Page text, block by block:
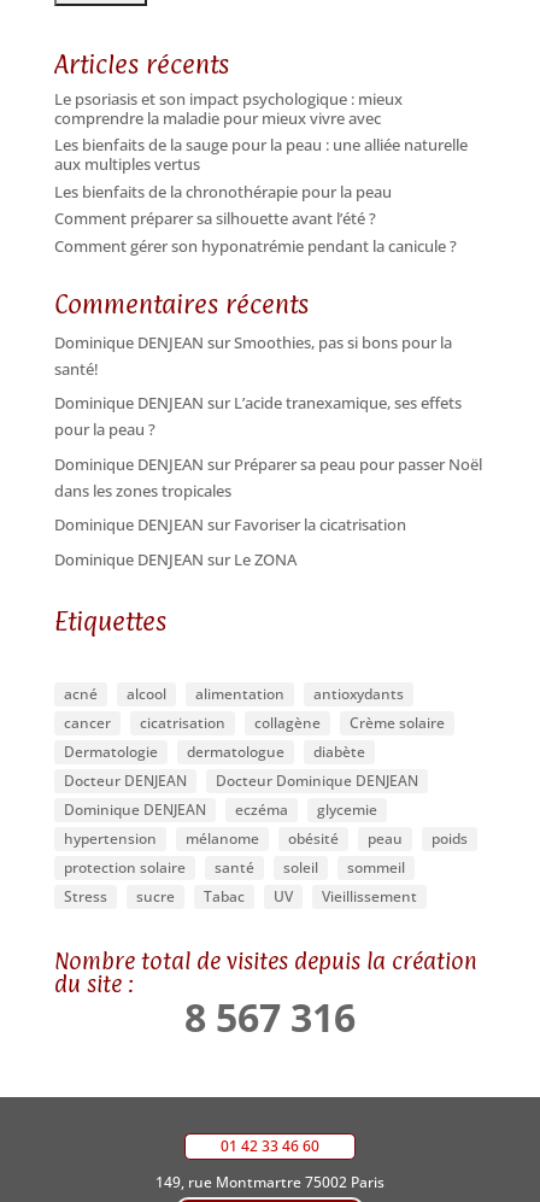
Articles récents
Le psoriasis et son impact psychologique : mieux
comprendre la maladie pour mieux vivre avec
Les bienfaits de la sauge pour la peau : une alliée naturelle
aux multiples vertus
Les bienfaits de la chronothérapie pour la peau
Comment préparer sa silhouette avant l’été ?
Comment gérer son hyponatrémie pendant la canicule ?
Commentaires récents
Dominique DENJEAN surSmoothies, pas si bons pour la
santé!
Dominique DENJEAN surL’acide tranexamique, ses effets
pour la peau ?
Dominique DENJEAN surPréparer sa peau pour passer Noël
dans les zones tropicales
Dominique DENJEAN surFavoriser la cicatrisation
Dominique DENJEAN surLe ZONA
Etiquettes
acné alcool alimentation
antioxydants
cancer
cicatrisation collagène
Crème solaire
Dermatologie
dermatologue
diabète
Docteur DENJEAN
Docteur Dominique DENJEAN
Dominique DENJEAN
eczéma
glycemie
hypertension
mélanome obésité peau
poids
protection solaire
santé soleil
sommeil
Stress
sucre Tabac UV Vieillissement
Nombre total de visites depuis la création
du site :
8 567 316
01 42 33 46 60
149, rue Montmartre 75002 Paris